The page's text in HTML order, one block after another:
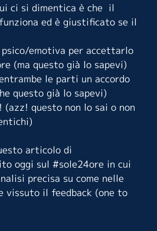
ci si dimentica è che il
ed è giustificato se il
psico/emotiva per accettarlo
(ma questo già lo sapevi)
le parti un accordo
questo già lo sapevi)
(azz! questo non lo sai o non
articolo di
oggi sul #sole24ore in cui
precisa su come nelle
vissuto il feedback (one to